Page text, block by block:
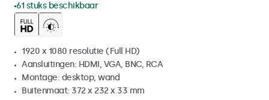
61 stuks beschikbaar
1920 x 1080 resolutie (Full HD)
Aansluitingen: HDMI, VGA, BNC, RCA
Montage: desktop, wand
Buitenmaat: 372 x 232 x 33 mm